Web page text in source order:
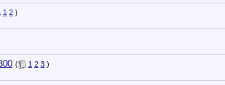
1 2 )
( 1 2 3 )